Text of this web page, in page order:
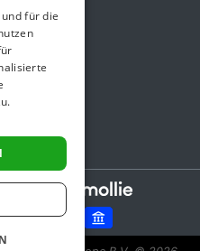
by
für die